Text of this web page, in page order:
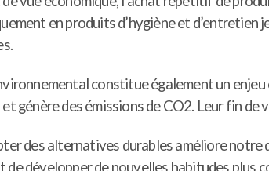
en produits d’hygiène et
constitue également un
génère des émissions de CO2. Leur fin
des alternatives durables améliore
de développer de nouvelles habitudes plus